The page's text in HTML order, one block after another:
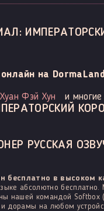
на
Хуан Фэй Хун и
РУССКАЯ
бесплатно в высоком
абсолютно
нашей командой
дорамы на любом